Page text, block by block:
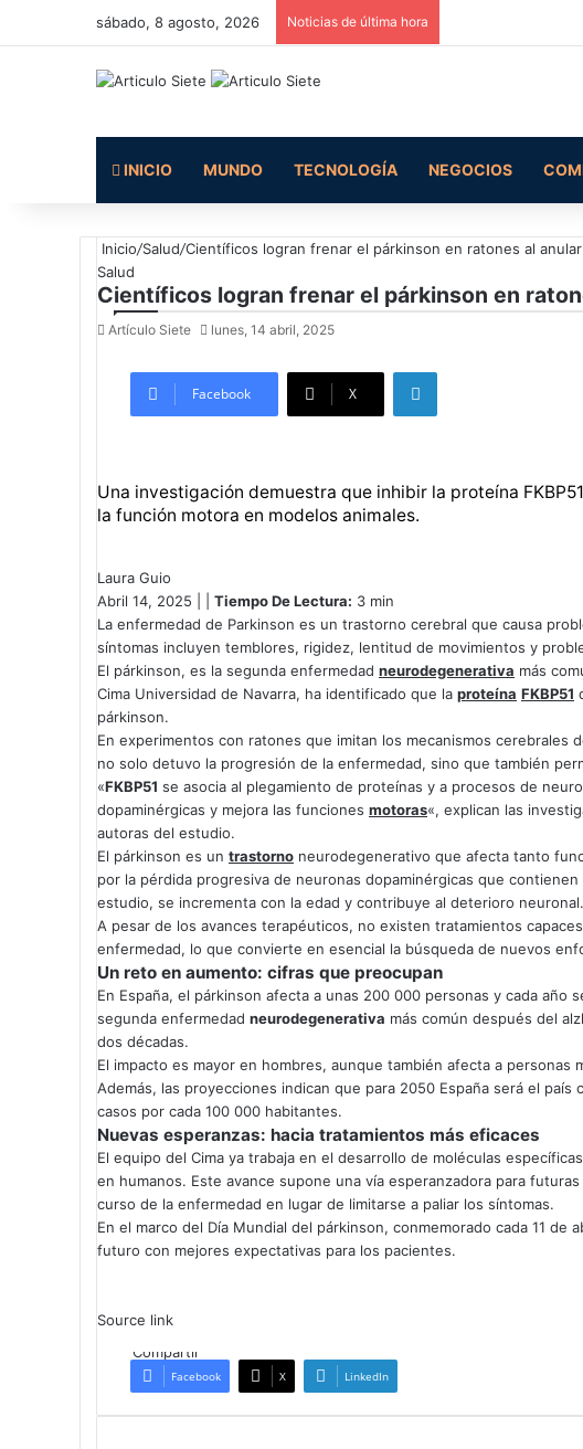
sábado, 8 agosto, 2026 Noticias de última hora
INICIO MUNDO TECNOLOGÍA NEGOCIOS
Inicio/Salud/Científicos logran frenar el párkinson en ratones al anular
Salud
Científicos logran frenar el párkinson en
Artículo Siete lunes, 14 abril, 2025
Facebook X
LinkedIn
Una investigación demuestra que inhibir la proteína
la función motora en modelos animales.
Laura Guio
Abril 14, 2025 | | Tiempo De Lectura: 3 min
La enfermedad de Parkinson es un trastorno cerebral que causa
síntomas incluyen temblores, rigidez, lentitud de movimientos y
El párkinson, es la segunda enfermedad neurodegenerativa más
Cima Universidad de Navarra, ha identificado que la proteína FKBP51
párkinson.
En experimentos con ratones que imitan los mecanismos cerebrales
no solo detuvo la progresión de la enfermedad, sino que también
«FKBP51 se asocia al plegamiento de proteínas y a procesos de
dopaminérgicas y mejora las funciones motoras«, explican las
autoras del estudio.
El párkinson es un trastorno neurodegenerativo que afecta tanto
por la pérdida progresiva de neuronas dopaminérgicas que
estudio, se incrementa con la edad y contribuye al deterioro neuronal.
A pesar de los avances terapéuticos, no existen tratamientos
enfermedad, lo que convierte en esencial la búsqueda de nuevos
Un reto en aumento: cifras que preocupan
En España, el párkinson afecta a unas 200 000 personas y cada año
segunda enfermedad neurodegenerativa más común después del
dos décadas.
El impacto es mayor en hombres, aunque también afecta a personas
Además, las proyecciones indican que para 2050 España será el
casos por cada 100 000 habitantes.
Nuevas esperanzas: hacia tratamientos más eficaces
El equipo del Cima ya trabaja en el desarrollo de moléculas
en humanos. Este avance supone una vía esperanzadora para
curso de la enfermedad en lugar de limitarse a paliar los síntomas.
En el marco del Día Mundial del párkinson, conmemorado cada 11
futuro con mejores expectativas para los pacientes.
Source link
Compartir
Facebook X LinkedIn